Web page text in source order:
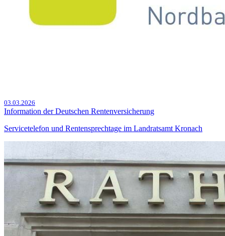
03.03.2026
Information der Deutschen Rentenversicherung
Servicetelefon und Rentensprechtage im Landratsamt Kronach